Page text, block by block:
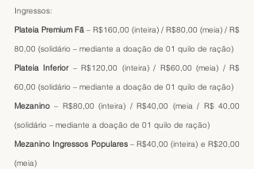
Ingressos:
Plateia Premium Fã – R$160,00 (inteira) / R$80,00 (meia) / R$
80,00 (solidário – mediante a doação de 01 quilo de ração)
Plateia Inferior – R$120,00 (inteira) / R$60,00 (meia) / R$
60,00 (solidário – mediante a doação de 01 quilo de ração)
Mezanino – R$80,00 (inteira) / R$40,00 (meia / R$ 40,00
(solidário – mediante a doação de 01 quilo de ração)
Mezanino Ingressos Populares – R$40,00 (inteira) e R$20,00
(meia)